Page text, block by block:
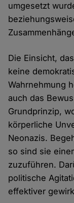
umgesetzt
Die Einsicht,
keine
Wahrnehmung
auch das
Grundprinzip,
körperliche
Neonazis.
so sind sie
zuzuführen.
politische
effektiver